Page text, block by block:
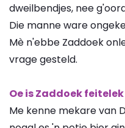
dweilbendjes, nee
Die manne ware
Mè n'ebbe Zaddoek
vrage gesteld.
Oe is Zaddoek
Me kenne mekare van